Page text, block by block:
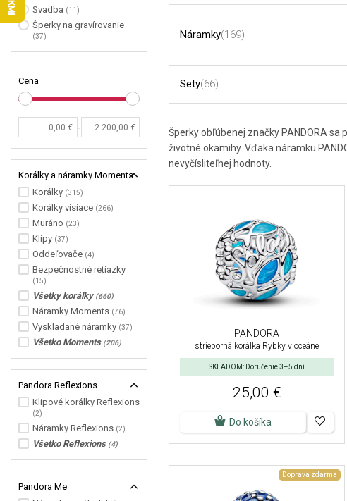
Svadba (11)
Šperky na gravírovanie
(37)
Cena
-
Korálky a náramky Moments
Korálky (315)
Korálky visiace (266)
Muráno (23)
Klipy (37)
Oddeľovače (4)
Bezpečnostné retiazky
(15)
Všetky korálky(660)
Náramky Moments (76)
Vyskladané náramky (37)
Všetko Moments(206)
Pandora Reflexions
Klipové korálky Reflexions
(2)
Náramky Reflexions (2)
Všetko Reflexions(4)
Pandora Me
Náramky(169)
Sety(66)
Šperky obľúbenej značky PANDORA
životné okamihy. Vďaka náramku
nevyčísliteľnej hodnoty.
PANDORA
strieborná korálka Rybky v oceáne
SKLADOM: Doručenie 3–5 dní
25,00 €
Do košíka
Doprava zdarma